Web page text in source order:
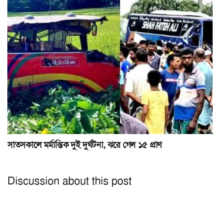
সাতসকালে মর্মান্তিক দুই দুর্ঘটনা, ঝরে গেল ১৫ প্রাণ
Discussion about this post